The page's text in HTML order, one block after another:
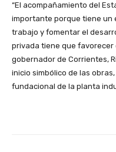
“El acompañamiento del
importante porque tiene un
trabajo y fomentar el
privada tiene que favorecer
gobernador de Corrientes,
inicio simbólico de las
fundacional de la planta